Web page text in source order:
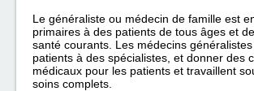
Le généraliste ou médecin de famille est
primaires à des patients de tous âges et
santé courants. Les médecins
patients à des spécialistes, et donner des
médicaux pour les patients et travaillent
soins complets.